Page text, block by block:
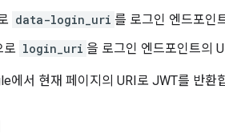
data-login_uri 를 로그인 엔드포인
로 login_uri 을 로그인 엔드포인트의
에서 현재 페이지의 URI로 JWT를 반환